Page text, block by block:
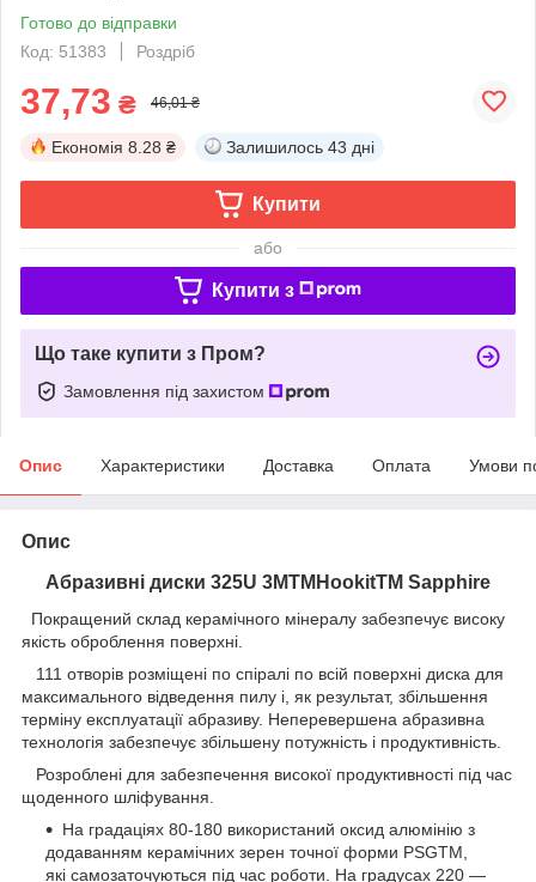
Готово до відправки
Код: 51383
Роздріб
37,73 ₴ 46,01 ₴
Економія 8.28 ₴ Залишилось 43 дні
Купити
або
Купити з
Що таке купити з Пром?
Замовлення під захистом
Опис Характеристики Доставка Оплата Умови
Опис
Абразивні диски 325U 3MTMHookitTM Sapphire
Покращений склад керамічного мінералу забезпечує високу
якість оброблення поверхні.
111 отворів розміщені по спіралі по всій поверхні диска для
максимального відведення пилу і, як результат, збільшення
терміну експлуатації абразиву. Неперевершена абразивна
технологія забезпечує збільшену потужність і продуктивність.
Розроблені для забезпечення високої продуктивності під час
щоденного шліфування.
На градаціях 80-180 використаний оксид алюмінію з
додаванням керамічних зерен точної форми PSGTM,
які самозаточуються під час роботи. На градусах 220 —